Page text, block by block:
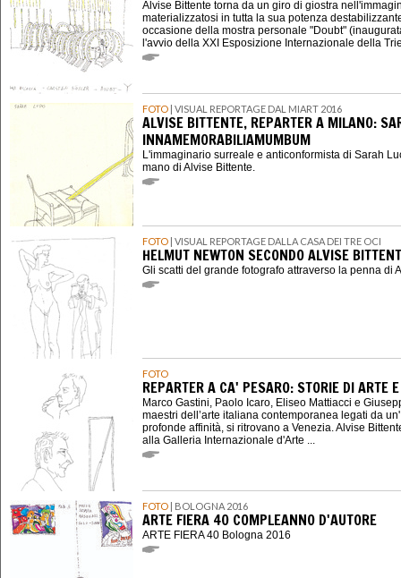
Alvise Bittente torna da un giro di giostra
materializzatosi in tutta la sua potenza
occasione della mostra personale "Doubt"
l'avvio della XXI Esposizione Internazionale della
FOTO | VISUAL REPORTAGE DAL MIART 2016
ALVISE BITTENTE, REPARTER A MILANO:
INNAMEMORABILIAMUMBUM
L'immaginario surreale e anticonformista di Sarah
mano di Alvise Bittente.
FOTO | VISUAL REPORTAGE DALLA CASA DEI TRE OCI
HELMUT NEWTON SECONDO ALVISE
Gli scatti del grande fotografo attraverso la penna di
FOTO
REPARTER A CA' PESARO: STORIE DI ARTE
Marco Gastini, Paolo Icaro, Eliseo Mattiacci e
maestri dell’arte italiana contemporanea legati da
profonde affinità, si ritrovano a Venezia. Alvise
alla Galleria Internazionale d'Arte ...
FOTO | BOLOGNA 2016
ARTE FIERA 40 COMPLEANNO D'AUTORE
ARTE FIERA 40 Bologna 2016